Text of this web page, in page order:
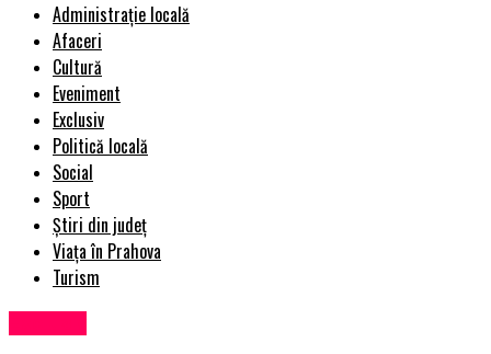
Administrație locală
Afaceri
Cultură
Eveniment
Exclusiv
Politică locală
Social
Sport
Știri din județ
Viața în Prahova
Turism